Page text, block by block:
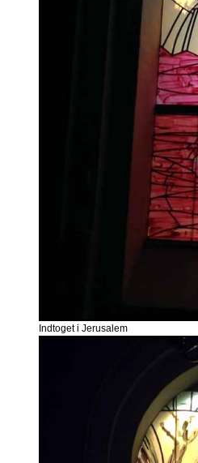
Indtoget i Jerusalem